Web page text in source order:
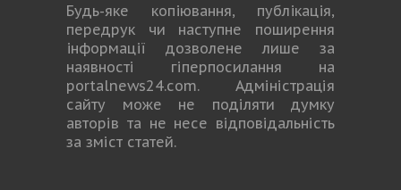
Будь-яке копiювання, публiкацiя,
передрук чи наступне поширення
iнформацiї дозволене лише за
наявності гіперпосилання на
portalnews24.com. Адміністрація
сайту може не поділяти думку
авторів та не несе відповідальність
за зміст статей.